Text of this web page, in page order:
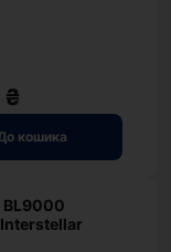
₴
кошика
BL9000